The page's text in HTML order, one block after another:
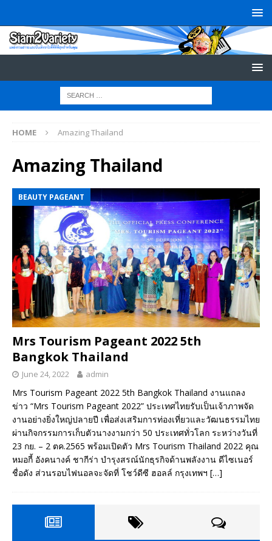
HOME Amazing Thailand
Amazing Thailand
BEAUTY PAGEANT
Mrs Tourism Pageant 2022 5th
Bangkok Thailand
June 24, 2022 admin
Mrs Tourism Pageant 2022 5th Bangkok Thailand งานแถลง
ข่าว “Mrs Tourism Pageant 2022” ประเทศไทยรับเป็นเจ้าภาพจัด
งานอย่างยิ่งใหญ่ปลายปี เพื่อส่งเสริมการท่องเที่ยวและวัฒนธรรมไทย
ผ่านกิจกรรมการเก็บตัวนางงามกว่า 50 ประเทศทั่วโลก ระหว่างวันที่
23 กย. – 2 ตค.2565 พร้อมเปิดตัว Mrs Tourism Thailand 2022 คุณ
หมอกี้ อังคนางค์ ชากีร่า บำรุงสรณ์นักธุรกิจด้านพลังงาน ดีไซเนอร์
ชื่อดัง ส่วนรอบไฟนอลจะจัดที่ โชว์ดีซี ฮอลล์ กรุงเทพฯ […]